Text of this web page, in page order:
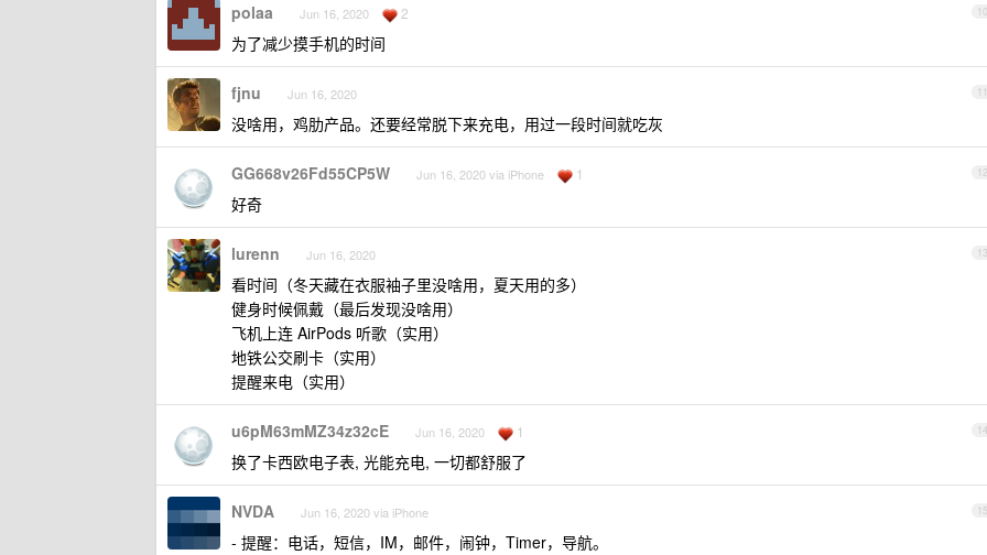
10
polaa Jun 16, 2020 2
为了减少摸手机的时间
11
fjnu Jun 16, 2020
没啥用，鸡肋产品。还要经常脱下来充电，用过一段时间就吃灰
12
GG668v26Fd55CP5W Jun 16, 2020 via iPhone 1
好奇
13
lurenn Jun 16, 2020
看时间（冬天藏在衣服袖子里没啥用，夏天用的多）
健身时候佩戴（最后发现没啥用）
飞机上连 AirPods 听歌（实用）
地铁公交刷卡（实用）
提醒来电（实用）
14
u6pM63mMZ34z32cE Jun 16, 2020 1
换了卡西欧电子表, 光能充电, 一切都舒服了
15
NVDA Jun 16, 2020 via iPhone
- 提醒：电话，短信，IM，邮件，闹钟，Timer，导航。